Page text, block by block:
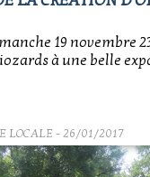
19 novembre
à une belle
LOCALE- 26/01/2017